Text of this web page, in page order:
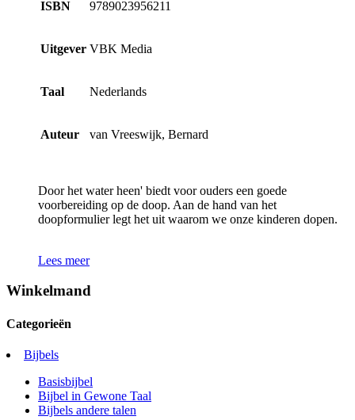
ISBN 9789023956211
Uitgever VBK Media
Taal Nederlands
Auteur van Vreeswijk, Bernard
Door het water heen' biedt voor ouders een goede
voorbereiding op de doop. Aan de hand van het
doopformulier legt het uit waarom we onze kinderen dopen.
Lees meer
Winkelmand
Categorieën
Bijbels
Basisbijbel
Bijbel in Gewone Taal
Bijbels andere talen